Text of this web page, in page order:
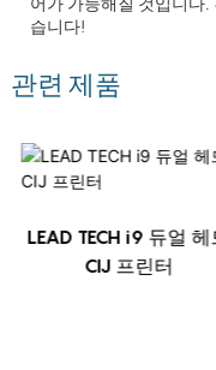
습니다!
관련 제품
LEAD TECH i9 듀얼 헤
CIJ 프린터